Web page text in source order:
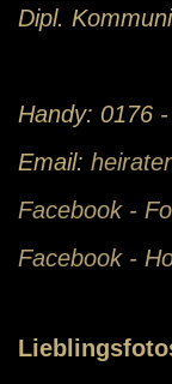
Dipl.
Handy: 0176
Email:
Facebook -
Facebook -